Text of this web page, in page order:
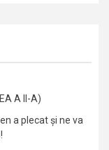
A II-A)
a plecat și ne va